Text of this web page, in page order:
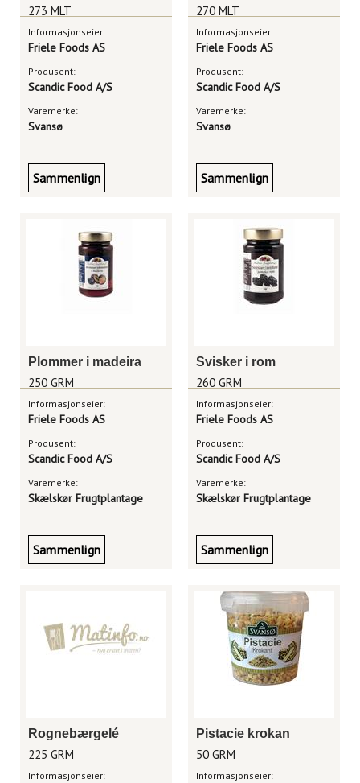
273 MLT
Informasjonseier:
Friele Foods AS
Produsent:
Scandic Food A/S
Varemerke:
Svansø
Sammenlign
270 MLT
Informasjonseier:
Friele Foods AS
Produsent:
Scandic Food A/S
Varemerke:
Svansø
Sammenlign
Plommer i madeira
250 GRM
Informasjonseier:
Friele Foods AS
Produsent:
Scandic Food A/S
Varemerke:
Skælskør Frugtplantage
Sammenlign
Svisker i rom
260 GRM
Informasjonseier:
Friele Foods AS
Produsent:
Scandic Food A/S
Varemerke:
Skælskør Frugtplantage
Sammenlign
Rognebærgelé
225 GRM
Informasjonseier:
Pistacie krokan
50 GRM
Informasjonseier: